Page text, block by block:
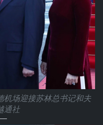
机场迎接苏林总书记和夫
通社